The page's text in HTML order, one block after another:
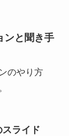
ンと聞き手
のやり方
スライド